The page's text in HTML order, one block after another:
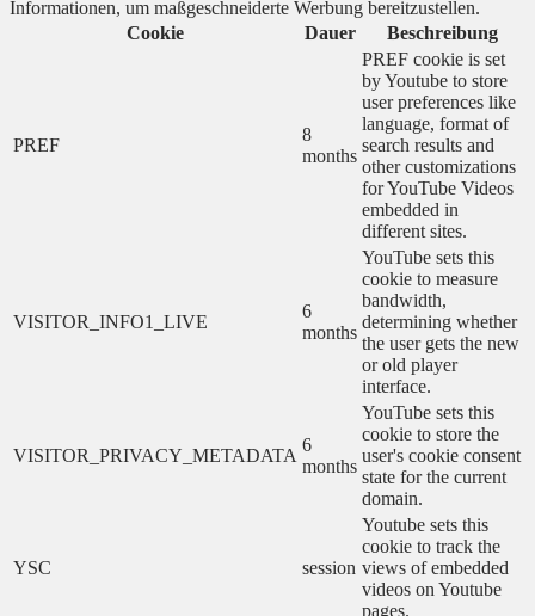
Informationen, um maßgeschneiderte Werbung bereitzustellen.
Cookie
Dauer Beschreibung
PREF
8
months
PREF cookie is set
by Youtube to store
user preferences like
language, format of
search results and
other customizations
for YouTube Videos
embedded in
different sites.
VISITOR_INFO1_LIVE
6
months
YouTube sets this
cookie to measure
bandwidth,
determining whether
the user gets the new
or old player
interface.
VISITOR_PRIVACY_METADATA
6
months
YouTube sets this
cookie to store the
user's cookie consent
state for the current
domain.
YSC session
Youtube sets this
cookie to track the
views of embedded
videos on Youtube
pages.